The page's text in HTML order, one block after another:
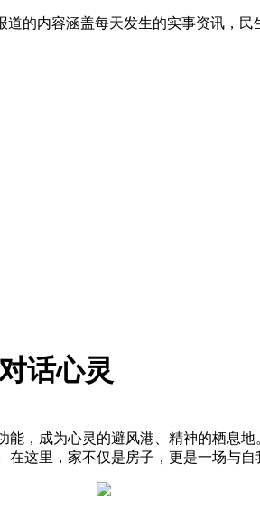
的内容涵盖每天发生的实事资讯，民
话心灵
，成为心灵的避风港、精神的栖息
这里，家不仅是房子，更是一场与